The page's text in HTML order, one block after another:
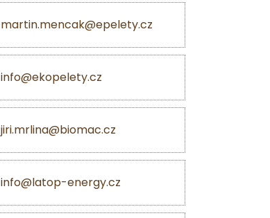
martin.mencak@epelety.cz
info@ekopelety.cz
jiri.mrlina@biomac.cz
info@latop-energy.cz